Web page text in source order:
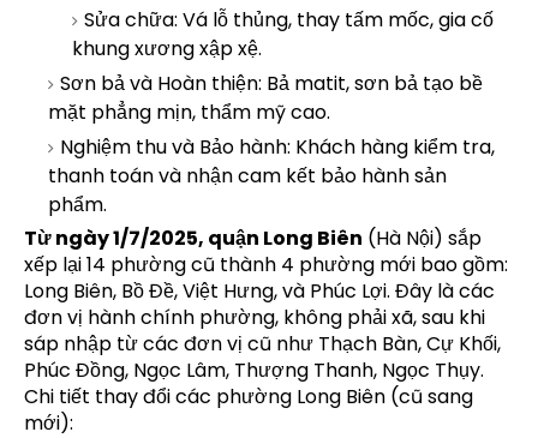
Sửa chữa: Vá lỗ thủng, thay tấm mốc, gia cố
khung xương xập xệ.
Sơn bả và Hoàn thiện: Bả matit, sơn bả tạo bề
mặt phẳng mịn, thẩm mỹ cao.
Nghiệm thu và Bảo hành: Khách hàng kiểm tra,
thanh toán và nhận cam kết bảo hành sản
phẩm.
Từ ngày 1/7/2025, quận Long Biên (Hà Nội) sắp
xếp lại 14 phường cũ thành 4 phường mới bao gồm:
Long Biên, Bồ Đề, Việt Hưng, và Phúc Lợi. Đây là các
đơn vị hành chính phường, không phải xã, sau khi
sáp nhập từ các đơn vị cũ như Thạch Bàn, Cự Khối,
Phúc Đồng, Ngọc Lâm, Thượng Thanh, Ngọc Thụy.
Chi tiết thay đổi các phường Long Biên (cũ sang
mới):